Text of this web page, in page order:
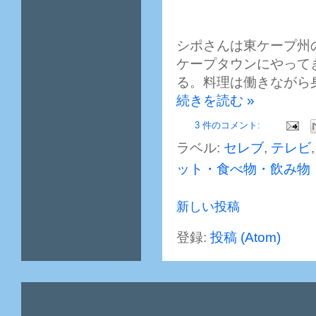
シポさんは東ケープ
ケープタウンにやって
る。料理は働きながら
続きを読む »
3 件のコメント:
ラベル: セレブ, テレビ
ット・食べ物・飲み物
新しい投稿
登録: 投稿 (Atom)